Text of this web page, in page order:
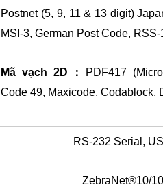
Postnet (5, 9, 11 & 13 digit)
MSI-3, German Post Code,
Mã vạch 2D：
PDF417
Code 49, Maxicode, Codablock,
RS-232 Serial,
ZebraNet®10/